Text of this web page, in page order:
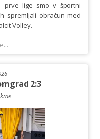
prve lige smo v športni
spremljali obračun med
Volley.
2:3